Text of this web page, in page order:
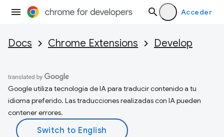
Acceder
Docs Chrome Extensions Develop
Google utiliza tecnología de IA para traducir contenido a tu
idioma preferido. Las traducciones realizadas con IA pueden
contener errores.